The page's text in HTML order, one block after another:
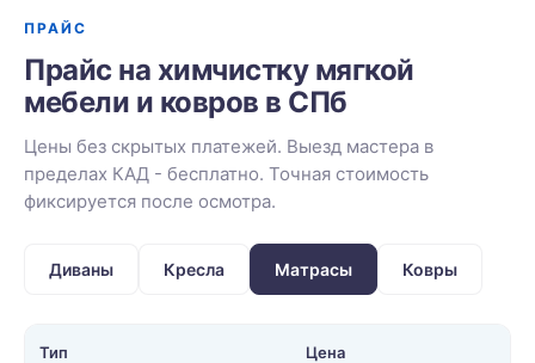
ПРАЙС
Прайс на химчистку мягкой
мебели и ковров в СПб
Цены без скрытых платежей. Выезд мастера в
пределах КАД - бесплатно. Точная стоимость
фиксируется после осмотра.
Диваны Кресла Матрасы Ковры
Тип Цена